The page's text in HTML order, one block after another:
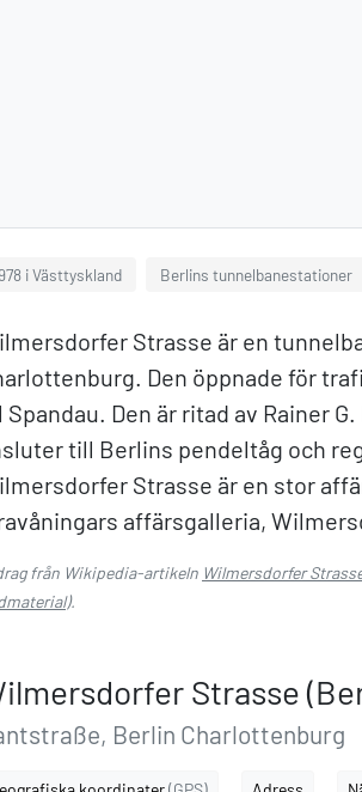
i Västtyskland Berlins tunnelbanestationer
Strasse är en
Den öppnade för
Den är ritad av Rainer
till Berlins pendeltåg och
Strasse är en stor
affärsgalleria,
från Wikipedia-artikeln Wilmersdorfer
).
Strasse
Berlin Charlottenburg